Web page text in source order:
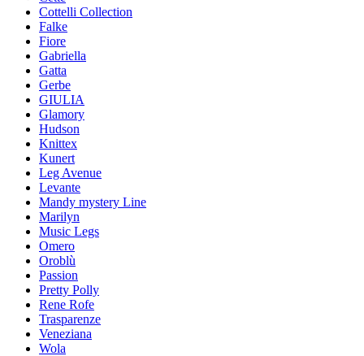
Cottelli Collection
Falke
Fiore
Gabriella
Gatta
Gerbe
GIULIA
Glamory
Hudson
Knittex
Kunert
Leg Avenue
Levante
Mandy mystery Line
Marilyn
Music Legs
Omero
Oroblù
Passion
Pretty Polly
Rene Rofe
Trasparenze
Veneziana
Wola